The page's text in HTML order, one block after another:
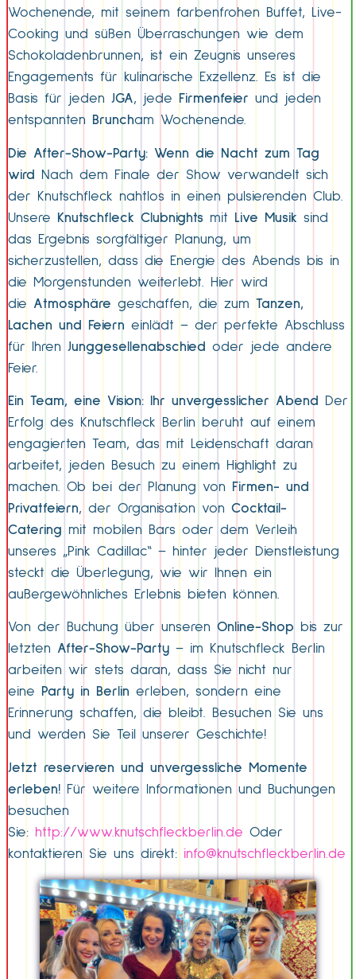
Wochenende, mit seinem farbenfrohen Buffet, Live-
Cooking und süßen Überraschungen wie dem
Schokoladenbrunnen, ist ein Zeugnis unseres
Engagements für kulinarische Exzellenz. Es ist die
Basis für jeden JGA, jede Firmenfeier und jeden
entspannten
Bruncham Wochenende.
Die After-Show-Party: Wenn die Nacht zum Tag
wird
Nach dem Finale der Show verwandelt sich
der Knutschfleck nahtlos in einen pulsierenden Club.
Unsere
Knutschfleck Clubnights mit Live Musik sind
das Ergebnis sorgfältiger Planung, um
sicherzustellen, dass die Energie des Abends bis in
die Morgenstunden weiterlebt. Hier wird
die Atmosphäre geschaffen, die zum Tanzen,
Lachen und Feiern einlädt – der perfekte Abschluss
für Ihren Junggesellenabschied oder jede andere
Feier.
Ein Team, eine Vision: Ihr unvergesslicher Abend
Der
Erfolg des Knutschfleck Berlin beruht auf einem
engagierten Team, das mit Leidenschaft daran
arbeitet, jeden Besuch zu einem Highlight zu
machen. Ob bei der Planung von
Firmen- und
Privatfeiern, der Organisation von Cocktail-
Catering mit mobilen Bars oder dem Verleih
unseres „Pink Cadillac“ – hinter jeder Dienstleistung
steckt die Überlegung, wie wir Ihnen ein
außergewöhnliches Erlebnis bieten können.
Von der Buchung über unseren Online-Shop bis zur
letzten After-Show-Party – im Knutschfleck Berlin
arbeiten wir stets daran, dass Sie nicht nur
eine
Party in Berlin erleben, sondern eine
Erinnerung schaffen, die bleibt. Besuchen Sie uns
und werden Sie Teil unserer Geschichte!
Jetzt reservieren und unvergessliche Momente
erleben! Für weitere Informationen und Buchungen
besuchen
Sie: http://www.knutschfleckberlin.de Oder
kontaktieren Sie uns direkt: info@knutschfleckberlin.de